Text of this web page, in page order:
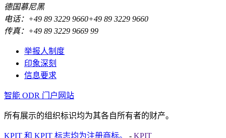
德国慕尼黑
电话：+49 89 3229 9660+49 89 3229 9660
传真：+49 89 3229 9669 99
举报人制度
印象深刻
信息要求
智能 ODR 门户网站
所有展示的组织标识均为其各自所有者的财产。
KPIT 和 KPIT 标志均为注册商标。 - KPIT